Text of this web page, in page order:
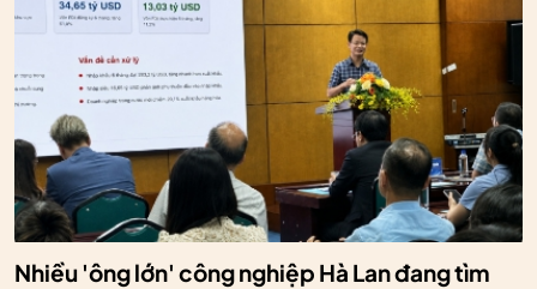
Nhiều 'ông lớn' công nghiệp Hà Lan đang tìm